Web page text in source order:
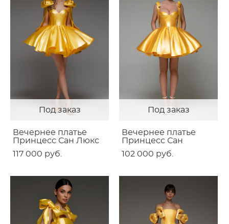
Под заказ
Вечернее платье
Принцесс Сан Люкс
117 000 pуб.
Под заказ
Вечернее платье
Принцесс Сан
102 000 pуб.